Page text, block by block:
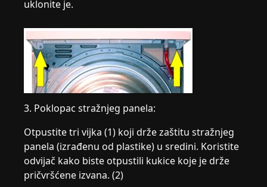
uklonite je.
3. Poklopac stražnjeg panela:
Otpustite tri vijka (1) koji drže zaštitu stražnjeg
panela (izrađenu od plastike) u sredini. Koristite
odvijač kako biste otpustili kukice koje je drže
pričvršćene izvana. (2)